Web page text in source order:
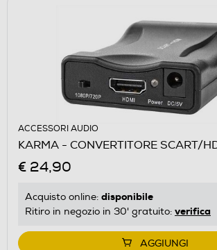
ACCESSORI AUDIO
KARMA - CONVERTITORE SCART/
€ 24,90
Acquisto online: disponibile
Ritiro in negozio in 30' gratuito: verifica
AGGIUNGI